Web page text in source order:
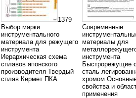
1379
Выбор марки
инструментального
материала для режущего
инструмента
Иерархическая схема
сплавов японского
производителя Твердый
сплав Кермет ПКА
Современные
материалы для
инструмента
Быстрорежущие
сталь
хромом
свойства и
применения